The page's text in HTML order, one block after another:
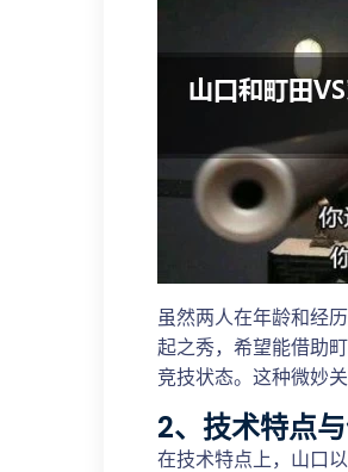
虽然两人在年龄和经
起之秀，希望能借助
竞技状态。这种微妙
2、技术特点
在技术特点上，山口